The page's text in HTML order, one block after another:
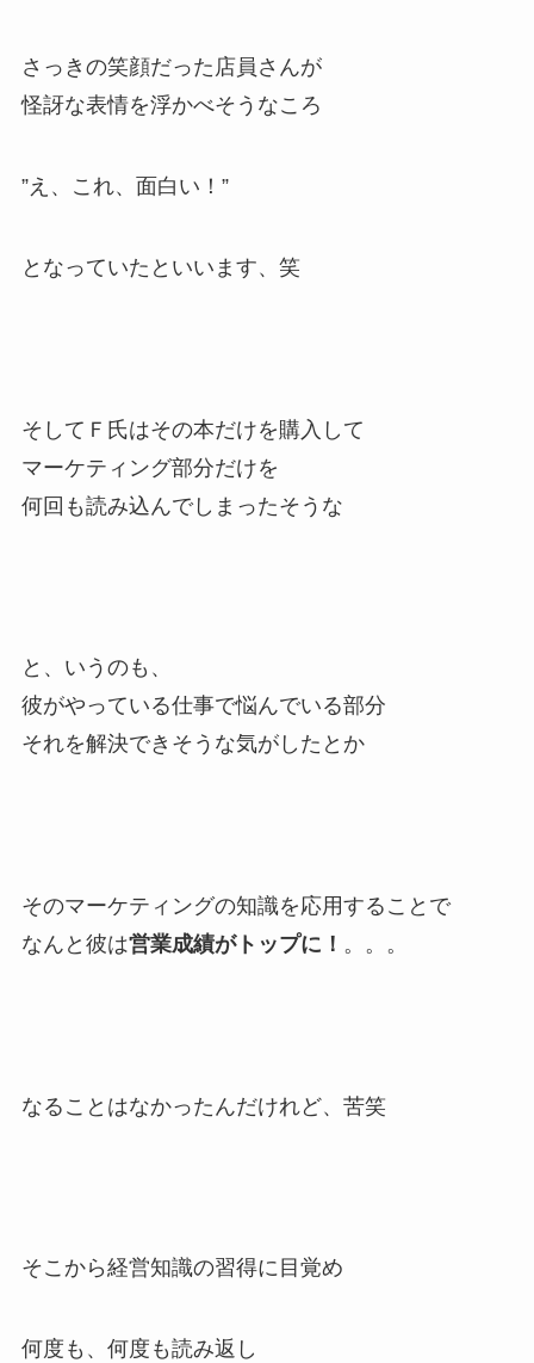
さっきの笑顔だった店員さんが
怪訝な表情を浮かべそうなころ
”え、これ、面白い！”
となっていたといいます、笑
そしてＦ氏はその本だけを購入して
マーケティング部分だけを
何回も読み込んでしまったそうな
と、いうのも、
彼がやっている仕事で悩んでいる部分
それを解決できそうな気がしたとか
そのマーケティングの知識を応用することで
なんと彼は営業成績がトップに！ 。。。
なることはなかったんだけれど、苦笑
そこから経営知識の習得に目覚め
何度も、何度も読み返し